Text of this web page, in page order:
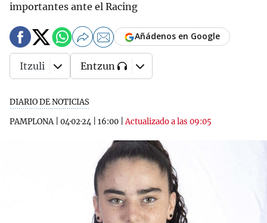
importantes ante el Racing
DIARIO DE NOTICIAS
PAMPLONA| 04·02·24 16:00 |Actualizado a las 09:05
Añádenos en Google
Itzuli Entzun